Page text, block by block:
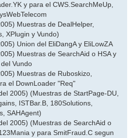
y para el CWS.SearchMeUp,
Muestras de DealHelper,
XPlugin y Vundo)
Union del EliDangA y EliLowZA
Muestras de SearchAid o HSA y
Vundo
Muestras de Ruboskizo,
el DownLoader "Req"
2005) (Muestras de StartPage-DU,
ISTBar.B, 180Solutions,
SAHAgent)
2005) (Muestras de SearchAid o
y para SmitFraud.C segun